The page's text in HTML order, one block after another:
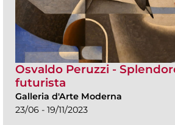
Osvaldo Peruzzi -
futurista
Galleria d'Arte Moderna
23/06 - 19/11/2023